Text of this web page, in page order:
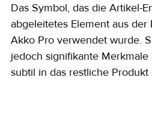
Das Symbol, das die Artikel-
abgeleitetes Element aus der
Akko Pro verwendet wurde.
jedoch signifikante Merkmale
subtil in das restliche Produkt